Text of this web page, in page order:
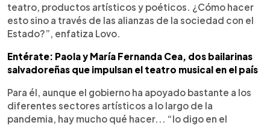
teatro, productos artísticos y poéticos. ¿Cómo hacer
esto sino a través de las alianzas de la sociedad con el
Estado?”, enfatiza Lovo.
Entérate: Paola y María Fernanda Cea, dos bailarinas
salvadoreñas que impulsan el teatro musical en el país
Para él, aunque el gobierno ha apoyado bastante a los
diferentes sectores artísticos a lo largo de la
pandemia, hay mucho qué hacer... “lo digo en el